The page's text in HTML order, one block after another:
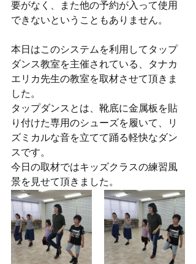
要がなく、また他の予約が入って使用
できないということもありません。
本日はこのシステムを利用してタップ
ダンス教室を主催されている、タナカ
エリカ先生の教室を取材させて頂きま
した。
タップダンスとは、靴底に金属板を貼
り付けた専用のシューズを履いて、リ
ズミカルな音を立てて踊る軽快なダン
スです。
今日の取材ではキッズクラスの練習風
景を見せて頂きました。